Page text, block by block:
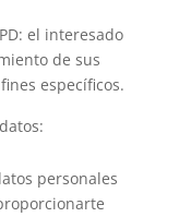
el interesado
de sus
específicos.
personales